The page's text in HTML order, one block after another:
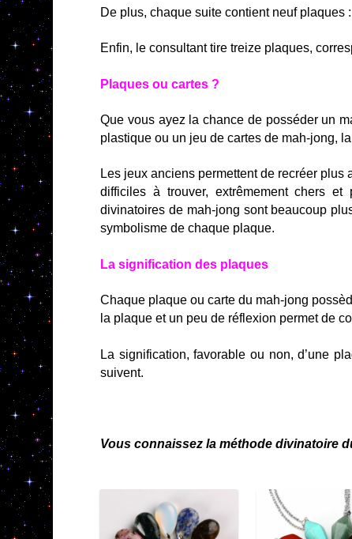
De plus, chaque suite contient neuf plaques
Enfin, le consultant tire treize plaques,
Plaques ou cartes ?
Que vous ayez la chance de posséder un
plastique ou un jeu de cartes de mah-jong,
Les jeux anciens permettent de recréer plus
difficiles à trouver, extrêmement chers
divinatoires de mah-jong sont beaucoup
symbolisme de chaque plaque.
La signification des plaques
Chaque plaque ou carte du mah-jong
la plaque et un peu de réflexion permet de
La signification, favorable ou non, d’une
suivent.
Vous connaissez la méthode divinatoire